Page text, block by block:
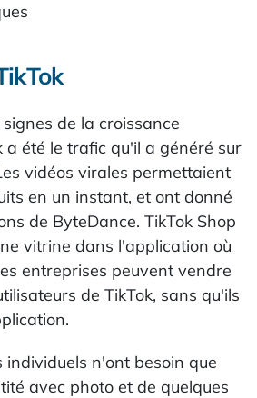
de la croissance
a été le trafic qu'il a généré sur
vidéos virales permettaient
en un instant, et ont donné
de ByteDance. TikTok Shop
vitrine dans l'application où
entreprises peuvent vendre
de TikTok, sans qu'ils
individuels n'ont besoin que
avec photo et de quelques